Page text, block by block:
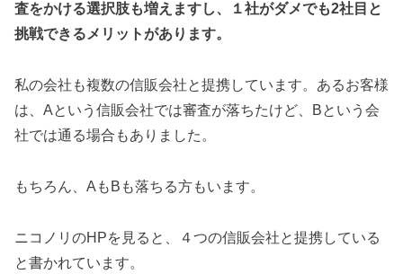
査をかける選択肢も増えますし、１社がダメでも2社目と
挑戦できるメリットがあります。
私の会社も複数の信販会社と提携しています。あるお客様
は、Aという信販会社では審査が落ちたけど、Bという会
社では通る場合もありました。
もちろん、AもBも落ちる方もいます。
ニコノリのHPを見ると、４つの信販会社と提携している
と書かれています。